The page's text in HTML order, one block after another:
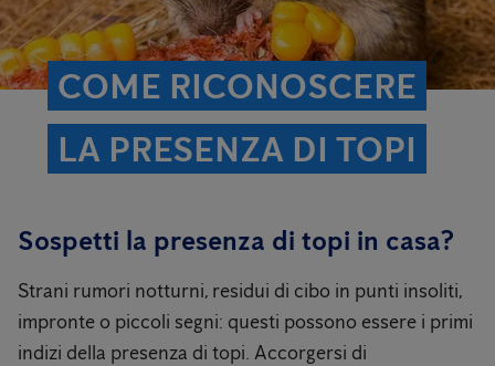
COME RICONOSCERE
LA PRESENZA DI TOPI
Sospetti la presenza di topi in casa?
Strani rumori notturni, residui di cibo in punti insoliti,
impronte o piccoli segni: questi possono essere i primi
indizi della presenza di topi. Accorgersi di